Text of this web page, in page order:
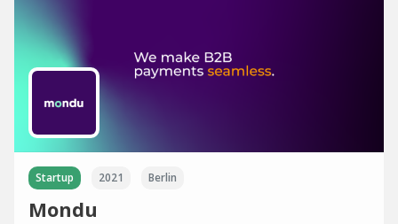
Startup 2021 Berlin
Mondu